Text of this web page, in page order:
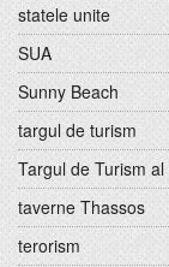
statele unite
SUA
Sunny Beach
targul de turism
Targul de Turism
taverne Thassos
terorism